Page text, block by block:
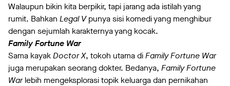
Walaupun bikin kita berpikir, tapi jarang ada istilah yang
rumit. Bahkan Legal Vpunya sisi komedi yang menghibur
dengan sejumlah karakternya yang kocak.
Family Fortune War
Sama kayakDoctor X, tokoh utama diFamily Fortune War
juga merupakan seorang dokter. Bedanya, Family Fortune
Warlebih mengeksplorasi topik keluarga dan pernikahan